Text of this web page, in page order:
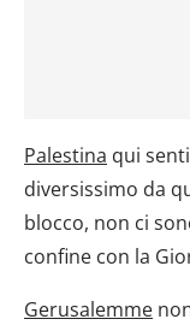
Palestina qui
diversissimo da
blocco, non ci
confine con la
Gerusalemme